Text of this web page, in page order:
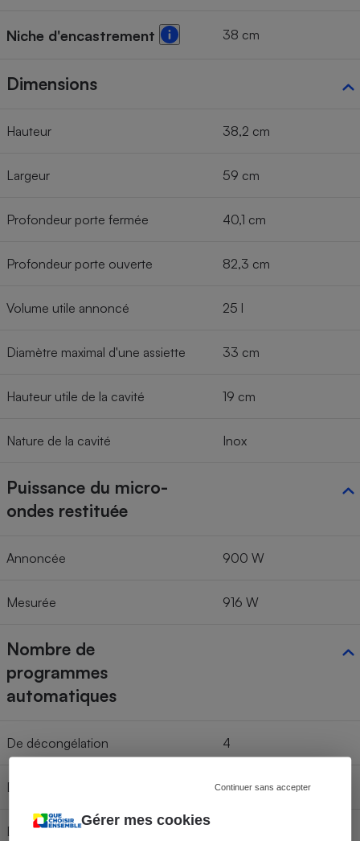
Gérer mes cookies
Continuer sans accepter
Niche d'encastrement 38 cm
Dimensions
Hauteur 38,2 cm
Largeur 59 cm
Profondeur porte fermée 40,1 cm
Profondeur porte ouverte 82,3 cm
Volume utile annoncé 25 l
Diamètre maximal d'une assiette 33 cm
Hauteur utile de la cavité 19 cm
Nature de la cavité Inox
Puissance du micro-
ondes restituée
Annoncée 900 W
Mesurée 916 W
Nombre de
programmes
automatiques
De décongélation 4
De réchauffage 3
De cuisson